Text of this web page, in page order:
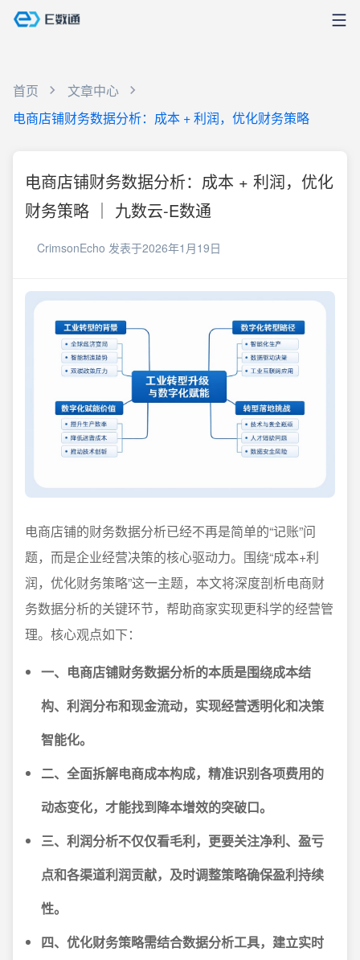
首页
文章中心
电商店铺财务数据分析：成本 + 利润，优化财务策略
电商店铺财务数据分析：成本 + 利润，优化
财务策略 ｜ 九数云-E数通
CrimsonEcho 发表于2026年1月19日
电商店铺的财务数据分析已经不再是简单的“记账”问
题，而是企业经营决策的核心驱动力。围绕“成本+利
润，优化财务策略”这一主题，本文将深度剖析电商财
务数据分析的关键环节，帮助商家实现更科学的经营管
理。核心观点如下：
一、电商店铺财务数据分析的本质是围绕成本结
构、利润分布和现金流动，实现经营透明化和决策
智能化。
二、全面拆解电商成本构成，精准识别各项费用的
动态变化，才能找到降本增效的突破口。
三、利润分析不仅仅看毛利，更要关注净利、盈亏
点和各渠道利润贡献，及时调整策略确保盈利持续
性。
四、优化财务策略需结合数据分析工具，建立实时